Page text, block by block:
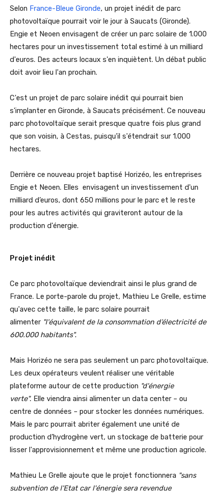
Selon France-Bleue Gironde, un projet inédit de parc
photovoltaïque pourrait voir le jour à Saucats (Gironde).
Engie et Neoen envisagent de créer un parc solaire de 1.000
hectares pour un investissement total estimé à un milliard
d'euros. Des acteurs locaux s'en inquiètent. Un débat public
doit avoir lieu l'an prochain.
C'est un projet de parc solaire inédit qui pourrait bien
s'implanter en Gironde, à Saucats précisément. Ce nouveau
parc photovoltaïque serait presque quatre fois plus grand
que son voisin, à Cestas, puisqu'il s'étendrait sur 1.000
hectares.
Derrière ce nouveau projet baptisé Horizéo, les entreprises
Engie et Neoen. Elles envisagent un investissement d'un
milliard d’euros, dont 650 millions pour le parc et le reste
pour les autres activités qui graviteront autour de la
production d'énergie.
Projet inédit
Ce parc photovoltaïque deviendrait ainsi le plus grand de
France. Le porte-parole du projet, Mathieu Le Grelle, estime
qu'avec cette taille, le parc solaire pourrait
alimenter "l'équivalent de la consommation d’électricité de
600.000 habitants".
Mais Horizéo ne sera pas seulement un parc photovoltaïque.
Les deux opérateurs veulent réaliser une véritable
plateforme autour de cette production "d'énergie
verte". Elle viendra ainsi alimenter un data center – ou
centre de données – pour stocker les données numériques.
Mais le parc pourrait abriter également une unité de
production d’hydrogène vert, un stockage de batterie pour
lisser l'approvisionnement et même une production agricole.
Mathieu Le Grelle ajoute que le projet fonctionnera "sans
subvention de l'Etat car l'énergie sera revendue